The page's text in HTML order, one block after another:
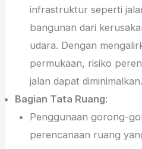
infrastruktur seperti
bangunan dari
udara. Dengan
permukaan, risiko
jalan dapat diminimalkan.
Bagian Tata Ruang:
Penggunaan gorong-
perencanaan ruang